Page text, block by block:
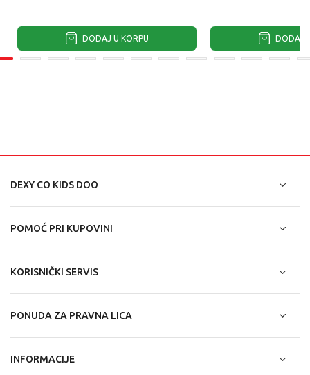
DODAJ U KORPU DODAJ
DEXY CO KIDS DOO
POMOĆ PRI KUPOVINI
KORISNIČKI SERVIS
PONUDA ZA PRAVNA LICA
INFORMACIJE